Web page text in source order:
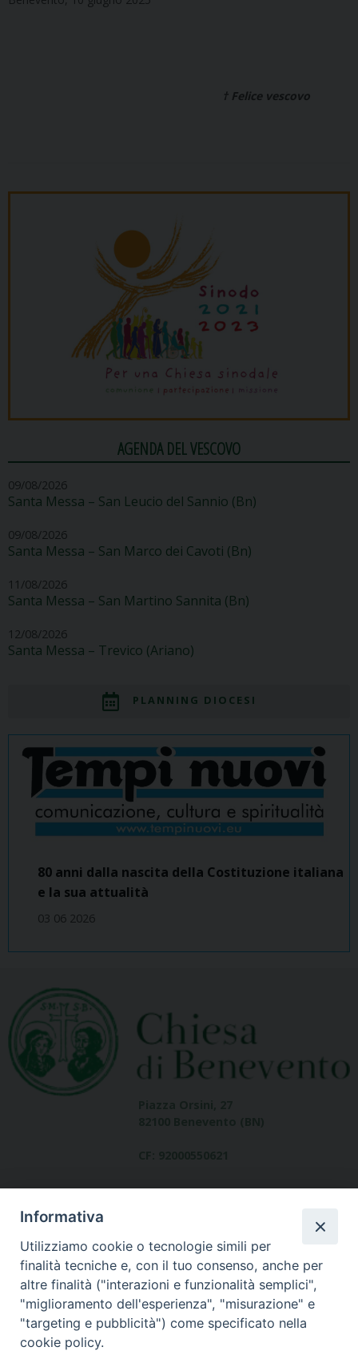
† Felice vescovo
AGENDA DEL VESCOVO
09/08/2026
Santa Messa – San Leucio del Sannio (Bn)
09/08/2026
Santa Messa – San Marco dei Cavoti (Bn)
11/08/2026
Santa Messa – San Martino Sannita (Bn)
12/08/2026
Santa Messa – Trevico (Ariano)
PLANNING DIOCESI
80 anni dalla nascita della Costituzione italiana
e la sua attualità
03 06 2026
Dove siamo
contatti
Informativa
Utilizziamo cookie o tecnologie simili per
finalità tecniche e, con il tuo consenso, anche per
altre finalità ("interazioni e funzionalità semplici",
"miglioramento dell'esperienza", "misurazione" e
"targeting e pubblicità") come specificato nella
cookie policy.